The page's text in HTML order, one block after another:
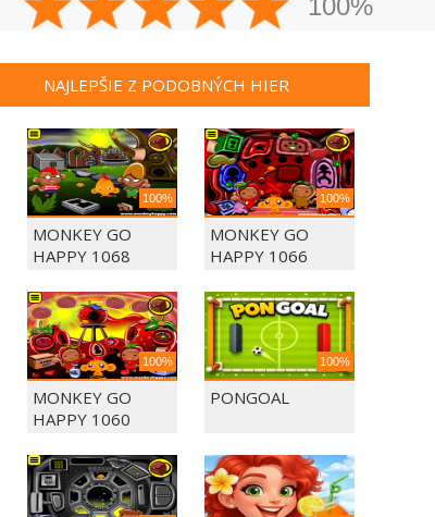
100%
NAJLEPŠIE Z PODOBNÝCH HIER
100%
MONKEY GO
HAPPY 1068
100%
MONKEY GO
HAPPY 1066
100%
MONKEY GO
HAPPY 1060
100%
PONGOAL